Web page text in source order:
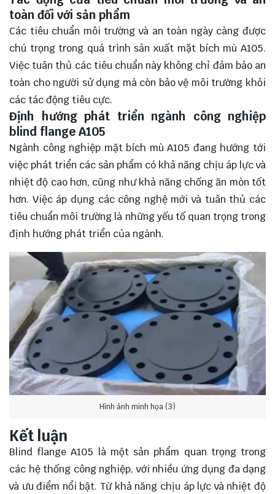
toàn đối với sản phẩm
Các tiêu chuẩn môi trường và an toàn ngày càng được
chú trọng trong quá trình sản xuất mặt bích mù A105.
Việc tuân thủ các tiêu chuẩn này không chỉ đảm bảo an
toàn cho người sử dụng mà còn bảo vệ môi trường khỏi
các tác động tiêu cực.
Định hướng phát triển ngành công nghiệp
blind flange A105
Ngành công nghiệp mặt bích mù A105 đang hướng tới
việc phát triển các sản phẩm có khả năng chịu áp lực và
nhiệt độ cao hơn, cũng như khả năng chống ăn mòn tốt
hơn. Việc áp dụng các công nghệ mới và tuân thủ các
tiêu chuẩn môi trường là những yếu tố quan trọng trong
định hướng phát triển của ngành.
Hình ảnh minh họa (3)
Kết luận
Blind flange A105 là một sản phẩm quan trọng trong
các hệ thống công nghiệp, với nhiều ứng dụng đa dạng
và ưu điểm nổi bật. Từ khả năng chịu áp lực và nhiệt độ